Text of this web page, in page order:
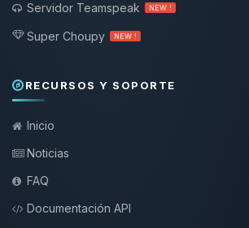
Servidor Teamspeak
NEW !
Super Choupy NEW !
RECURSOS Y SOPORTE
Inicio
Noticias
FAQ
Documentación API